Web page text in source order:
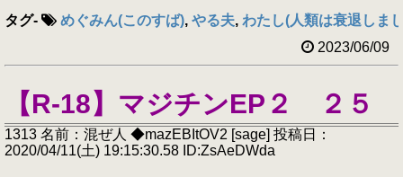
タグ- めぐみん(このすば), やる夫, わたし(人類は衰退しま
2023/06/09
【R-18】マジチンEP２ ２５
1313 名前：混ぜ人 ◆mazEBItOV2 [sage] 投稿日：
2020/04/11(土) 19:15:30.58 ID:ZsAeDWda